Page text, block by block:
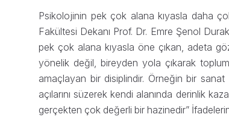
Psikolojinin pek çok alana kıyasla daha
Fakültesi Dekanı Prof. Dr. Emre Şenol
pek çok alana kıyasla öne çıkan, adeta
yönelik değil, bireyden yola çıkarak
amaçlayan bir disiplindir. Örneğin bir sanat
açılarını süzerek kendi alanında derinlik
gerçekten çok değerli bir hazinedir”